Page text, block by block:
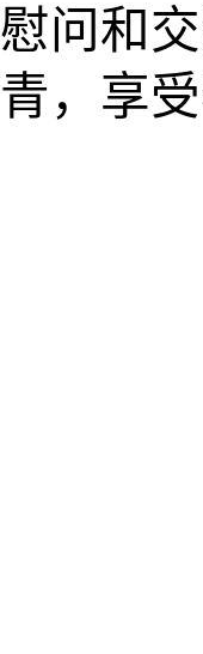
慰问和
青，享